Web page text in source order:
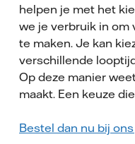
helpen je met het
we je verbruik in om
te maken. Je kan
verschillende
Op deze manier
maakt. Een keuze
Bestel dan nu bij